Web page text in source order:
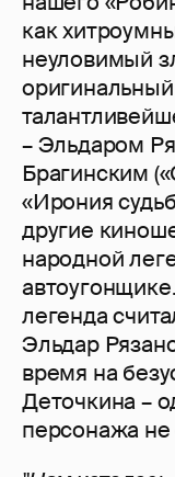
как
неуловимый
– Эльдаром
Брагинским
«Ирония
другие
народной
легенда
Эльдар
время на
Деточкина –
персонажа